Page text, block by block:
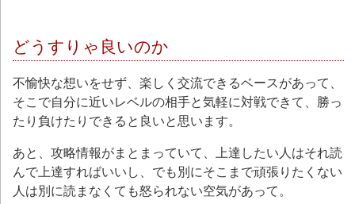
どうすりゃ良いのか
不愉快な想いをせず、楽しく交流できるベースがあって、
そこで自分に近いレベルの相手と気軽に対戦できて、勝っ
たり負けたりできると良いと思います。
あと、攻略情報がまとまっていて、上達したい人はそれ読
んで上達すればいいし、でも別にそこまで頑張りたくない
人は別に読まなくても怒られない空気があって。